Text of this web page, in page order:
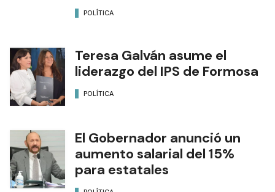
POLÍTICA
Teresa Galván asume el
liderazgo del IPS de Formosa
POLÍTICA
El Gobernador anunció un
aumento salarial del 15%
para estatales